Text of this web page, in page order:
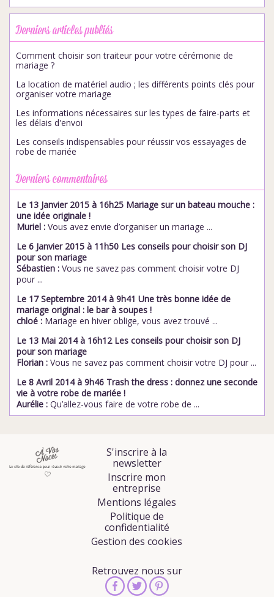
Derniers articles publiés
Comment choisir son traiteur pour votre cérémonie de
mariage ?
La location de matériel audio ; les différents points clés pour
organiser votre mariage
Les informations nécessaires sur les types de faire-parts et
les délais d'envoi
Les conseils indispensables pour réussir vos essayages de
robe de mariée
Derniers commentaires
Le 13 Janvier 2015 à 16h25 Mariage sur un bateau mouche :
une idée originale !
Muriel : Vous avez envie d’organiser un mariage ...
Le 6 Janvier 2015 à 11h50 Les conseils pour choisir son DJ
pour son mariage
Sébastien : Vous ne savez pas comment choisir votre DJ
pour ...
Le 17 Septembre 2014 à 9h41 Une très bonne idée de
mariage original : le bar à soupes !
chloé : Mariage en hiver oblige, vous avez trouvé ...
Le 13 Mai 2014 à 16h12 Les conseils pour choisir son DJ
pour son mariage
Florian : Vous ne savez pas comment choisir votre DJ pour ...
Le 8 Avril 2014 à 9h46 Trash the dress : donnez une seconde
vie à votre robe de mariée !
Aurélie : Qu’allez-vous faire de votre robe de ...
S'inscrire à la
newsletter
Inscrire mon
entreprise
Mentions légales
Politique de
confidentialité
Gestion des cookies
Retrouvez nous sur